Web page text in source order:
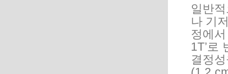
일반
나 기
정에
1T’로
결정